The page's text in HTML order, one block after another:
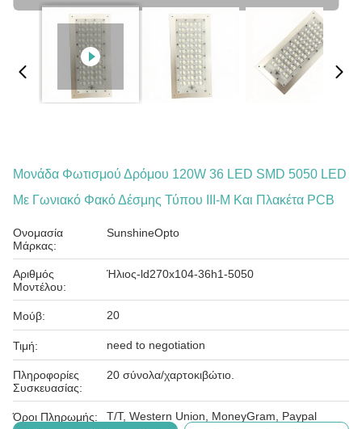
Μονάδα Φωτισμού Δρόμου 120W 36 LED SMD 5050 LED
Με Γωνιακό Φακό Δέσμης Τύπου III-M Και Πλακέτα PCB
Ονομασία
Μάρκας:
SunshineOpto
Αριθμός
Μοντέλου:
Ήλιος-ld270x104-36h1-5050
Μούβ: 20
Τιμή: need to negotiation
Πληροφορίες
Συσκευασίας:
20 σύνολα/χαρτοκιβώτιο.
Όροι Πληρωμής:
T/T, Western Union, MoneyGram, Paypal